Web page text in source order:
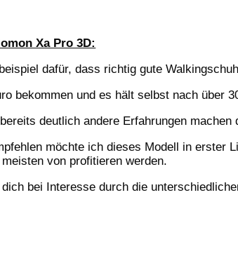
Xa Pro 3D:
dafür, dass richtig gute
bekommen und es hält selbst nach über
deutlich andere Erfahrungen
möchte ich dieses Modell in erster
von profitieren werden.
bei Interesse durch die